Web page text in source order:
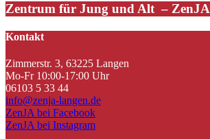
Zentrum für Jung und Alt – ZenJA
Kontakt
Zimmerstr. 3, 63225 Langen
Mo-Fr 10:00-17:00 Uhr
06103 5 33 44
info@zenja-langen.de
ZenJA bei Facebook
ZenJA bei Instagram